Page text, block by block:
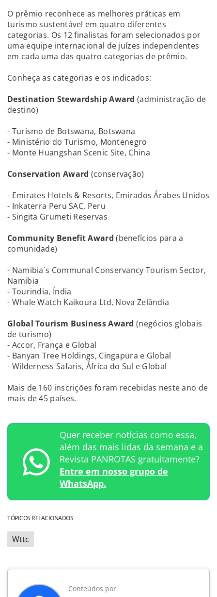
O prêmio reconhece as melhores práticas em
turismo sustentável em quatro diferentes
categorias. Os 12 finalistas foram selecionados por
uma equipe internacional de juízes independentes
em cada uma das quatro categorias de prêmio.
Conheça as categorias e os indicados:
Destination Stewardship Award (administração de
destino)
- Turismo de Botswana, Botswana
- Ministério do Turismo, Montenegro
- Monte Huangshan Scenic Site, China
Conservation Award (conservação)
- Emirates Hotels & Resorts, Emirados Árabes Unidos
- Inkaterra Peru SAC, Peru
- Singita Grumeti Reservas
Community Benefit Award (benefícios para a
comunidade)
- Namibia´s Communal Conservancy Tourism Sector,
Namibia
- Tourindia, Índia
- Whale Watch Kaikoura Ltd, Nova Zelândia
Global Tourism Business Award (negócios globais
de turismo)
- Accor, França e Global
- Banyan Tree Holdings, Cingapura e Global
- Wilderness Safaris, África do Sul e Global
Mais de 160 inscrições foram recebidas neste ano de
mais de 45 países.
Quer receber notícias como essa,
além das mais lidas da semana e a
Revista PANROTAS gratuitamente?
Entre em nosso grupo de
WhatsApp.
TÓPICOS RELACIONADOS
Wttc
Conteúdos por